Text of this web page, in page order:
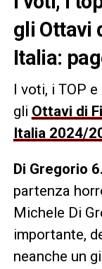
gli Ottavi
Italia:
I voti, i TOP e
gli Ottavi di
Italia 2024/
Di Gregorio
partenza
Michele Di
importante,
neanche un